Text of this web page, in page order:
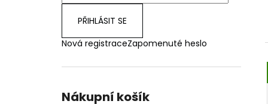
PŘIHLÁSIT SE
Nová registraceZapomenuté heslo
Nákupní košík